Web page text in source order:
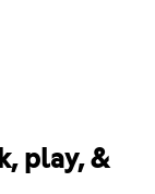
play, &